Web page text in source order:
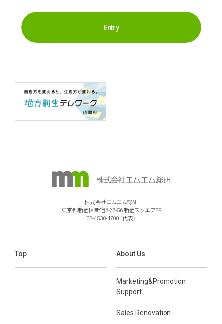
Entry
株式会社エムエム総研
東京都新宿区新宿6-27-56新宿スクエア5F
03-4530-4700 （代表）
Top About Us
Marketing&Promotion
Support
Sales Renovation